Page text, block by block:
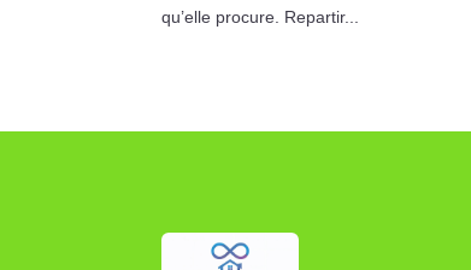
qu’elle procure. Repartir...